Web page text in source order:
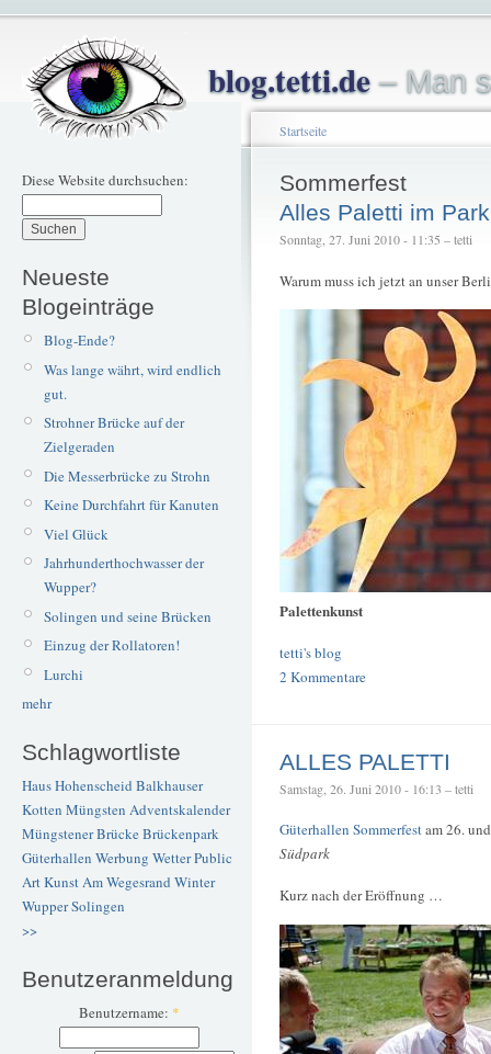
blog.tetti.de– Man
Diese Website durchsuchen:
Neueste
Blogeinträge
Blog-Ende?
Was lange währt, wird endlich
gut.
Strohner Brücke auf der
Zielgeraden
Die Messerbrücke zu Strohn
Keine Durchfahrt für Kanuten
Viel Glück
Jahrhunderthochwasser der
Wupper?
Solingen und seine Brücken
Einzug der Rollatoren!
Lurchi
mehr
Schlagwortliste
Haus Hohenscheid Balkhauser
Kotten Müngsten Adventskalender
Müngstener BrückeBrückenpark
Güterhallen Werbung WetterPublic
ArtKunstAm Wegesrand Winter
WupperSolingen
>>
Benutzeranmeldung
Benutzername: *
Startseite
Sommerfest
Alles Paletti im Park
Sonntag, 27. Juni 2010 - 11:35 – tetti
Warum muss ich jetzt an unser
Palettenkunst
tetti's blog
2 Kommentare
ALLES PALETTI
Samstag, 26. Juni 2010 - 16:13 – tetti
Güterhallen Sommerfestam 26.
Südpark
Kurz nach der Eröffnung …